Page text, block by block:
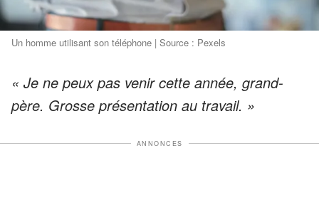
Un homme utilisant son téléphone | Source : Pexels
« Je ne peux pas venir cette année, grand-
père. Grosse présentation au travail. »
ANNONCES